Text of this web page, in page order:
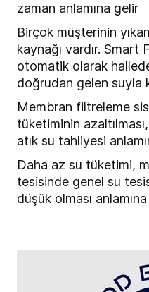
zaman anlamına gelir
Birçok müşterinin
kaynağı vardır.
otomatik olarak
doğrudan gelen suyla
Membran filtreleme
tüketiminin
atık su tahliyesi
Daha az su tüketimi,
tesisinde genel su
düşük olması